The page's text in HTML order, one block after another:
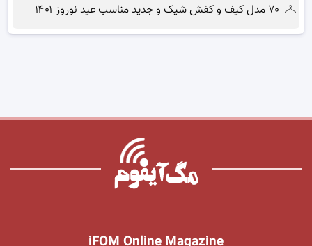
۷۰ مدل کیف و کفش شیک و جدید مناسب عید نوروز ۱۴۰۱